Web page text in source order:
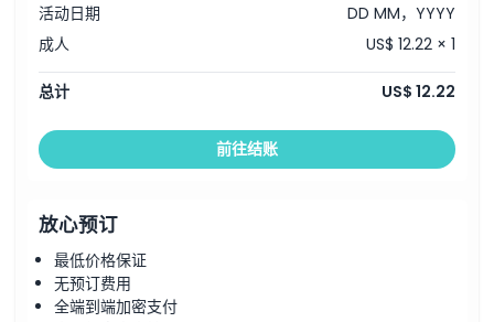
活动日期
DD MM，YYYY
成人
US$ 12.22 × 1
总计 US$ 12.22
前往结账
放心预订
最低价格保证
无预订费用
全端到端加密支付